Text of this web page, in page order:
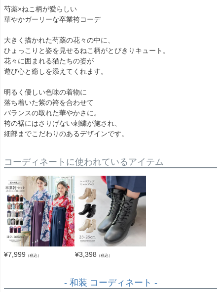
芍薬×ねこ柄が愛らしい
華やかガーリーな卒業袴コーデ
大きく描かれた芍薬の花々の中に、
ひょっこりと姿を見せるねこ柄がとびきりキュート。
花々に囲まれる猫たちの姿が
遊び心と癒しを添えてくれます。
明るく優しい色味の着物に
落ち着いた紫の袴を合わせて
バランスの取れた華やかさに。
袴の裾にはさりげない刺繍が施され、
細部までこだわりのあるデザインです。
コーディネートに使われているアイテム
¥7,999 （税込） ¥3,398 （税込）
- 和装 コーディネート -